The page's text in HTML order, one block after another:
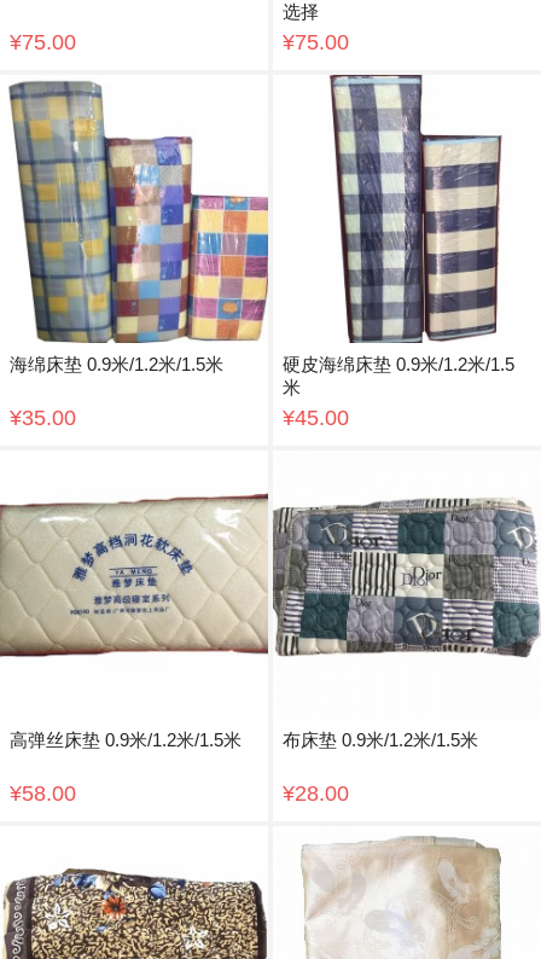
¥75.00
选择
¥75.00
海绵床垫 0.9米/1.2米/1.5米
¥35.00
硬皮海绵床垫 0.9米/1.2米/1.5
米
¥45.00
高弹丝床垫 0.9米/1.2米/1.5米
¥58.00
布床垫 0.9米/1.2米/1.5米
¥28.00